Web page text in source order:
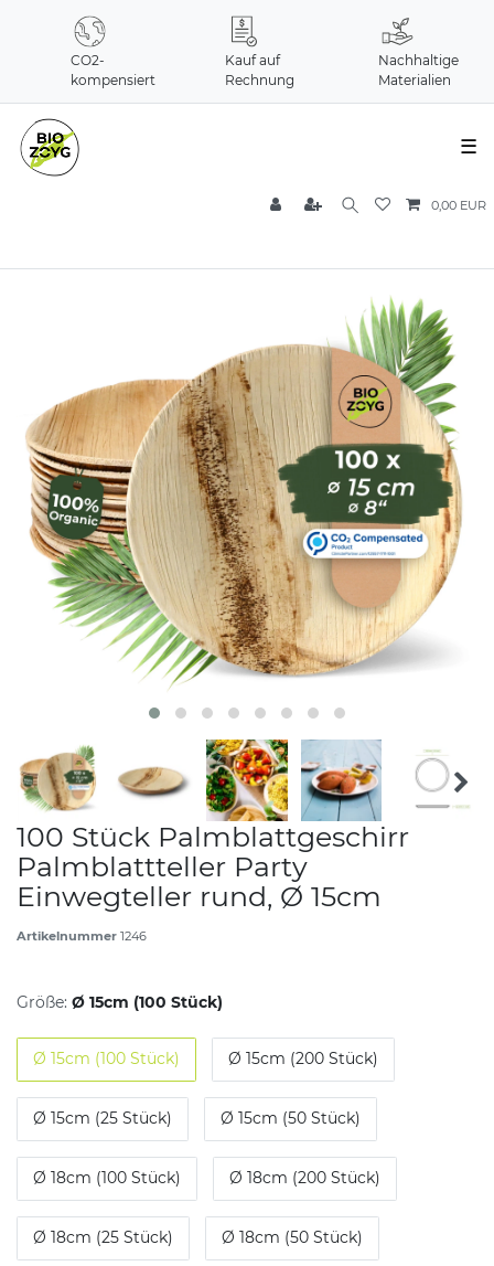
CO2-
kompensiert
Kauf auf
Rechnung
Nachhaltige
Materialien
☰
0,00 EUR
100 Stück Palmblattgeschirr
Palmblattteller Party
Einwegteller rund, Ø 15cm
Artikelnummer 1246
Größe: Ø 15cm (100 Stück)
Ø 15cm (100 Stück) Ø 15cm (200 Stück)
Ø 15cm (25 Stück) Ø 15cm (50 Stück)
Ø 18cm (100 Stück) Ø 18cm (200 Stück)
Ø 18cm (25 Stück) Ø 18cm (50 Stück)